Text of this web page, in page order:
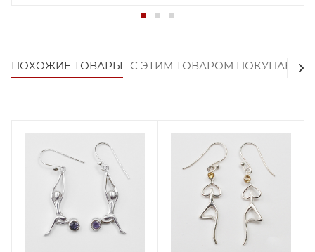
ПОХОЖИЕ ТОВАРЫ С ЭТИМ ТОВАРОМ ПОКУПАЮТ